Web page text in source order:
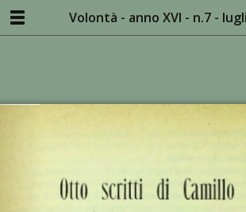
Volontà - anno XVI - n.7 -